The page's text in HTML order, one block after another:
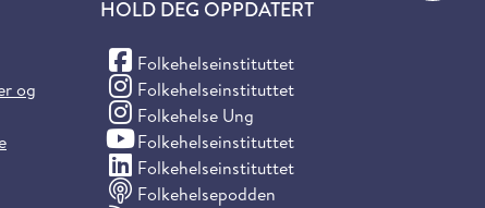
og
HOLD DEG OPPDATERT
Folkehelseinstituttet
(Facebook)
Folkehelseinstituttet
(Instagram)
Folkehelse Ung
(Instagram)
Folkehelseinstituttet
(YouTube)
Folkehelseinstituttet
(LinkedIn)
Folkehelsepodden